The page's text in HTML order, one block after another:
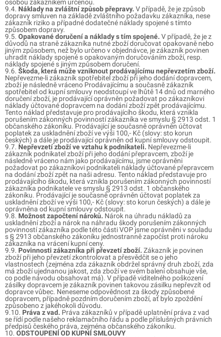
osobou zákazníkem určenou.
9.4. Náklady na zvláštní způsob přepravy. V případě, že je způsob
dopravy smluven na základě zvláštního požadavku zákazníka, nese
zákazník riziko a případné dodatečné náklady spojené s tímto
způsobem dopravy.
9.5. Opakované doručení a náklady s tím spojené. V případě, že je z
důvodů na straně zákazníka nutné zboží doručovat opakovaně nebo
jiným způsobem, než bylo určeno v objednávce, je zákazník povinen
uhradit náklady spojené s opakovaným doručováním zboží, resp.
náklady spojené s jiným způsobem doručení.
9.6. Škoda, která může vzniknout prodávajícímu nepřevzetím zboží.
Nepřevezme-li zákazník spotřebitel zboží při jeho dodání dopravcem,
zboží je následně vráceno Prodávajícímu a současně zákazník
spotřebitel od kupní smlouvy neodstoupí ve lhůtě 14 dnů od marného
doručení zboží, je prodávající oprávněn požadovat po zákazníkovi
náklady účtované dopravcem na dodání zboží zpět prodávajícímu.
Tento náklad představuje pro prodávajícího škodu, která vznikla
porušením zákonných povinností zákazníka ve smyslu § 2913 odst. 1
občanského zákoníku. Prodávající je současně oprávněn účtovat
poplatek za uskladnění zboží ve výši 100,- Kč (slovy: sto korun
českých) a dále je prodávající oprávněn od kupní smlouvy odstoupit.
9.7. Nepřevzetí zboží ve vztahu k podnikateli. Nepřevezme-li
zákazník podnikatel zboží při jeho dodání přepravcem, zboží je
následně vráceno nám jako prodávajícímu, jsme oprávněni
požadovat po zákazníkovi podnikateli náklady účtované přepravcem
na dodání zboží zpět na naši adresu. Tento náklad představuje pro
prodávajícího škodu, která vznikla porušením zákonných povinností
zákazníka podnikatele ve smyslu § 2913 odst. 1 občanského
zákoníku. Prodávající je současně oprávněn účtovat poplatek za
uskladnění zboží ve výši 100,- Kč (slovy: sto korun českých) a dále je
oprávněna od kupní smlouvy odstoupit.
9.8. Možnost započtení nároků. Nárok na úhradu nákladů za
uskladnění zboží a nárok na náhradu škody porušením zákonných
povinností zákazníka podle této části VOP jsme oprávněni v souladu
s § 2913 občanského zákoníku jednostranně započíst proti nároku
zákazníka na vrácení kupní ceny.
9.9. Povinnosti zákazníka při převzetí zboží. Zákazník je povinen
zboží při jeho převzetí zkontrolovat a přesvědčit se o jeho
vlastnostech (zejména zda zákazník obdržel správný druh zboží, zda
má zboží ujednanou jakost, zda zboží ve svém balení obsahuje vše,
co podle návodu obsahovat má). V případě viditelného poškození
zásilky dopravcem je zákazník povinen takovou zásilku nepřevzít od
dopravce vůbec. Neneseme odpovědnost za škody způsobené
dopravcem, případně pozdním doručením zboží, ať bylo zpoždění
způsobeno z jakéhokoli důvodu.
9.10. Práva z vad. Práva zákazníků v případě uplatnění práva z vad
se řídí podle našeho reklamačního řádu a podle příslušných právních
předpisů českého práva, zejména občanského zákoníku.
10. ODSTOUPENÍ OD KUPNÍ SMLOUVY